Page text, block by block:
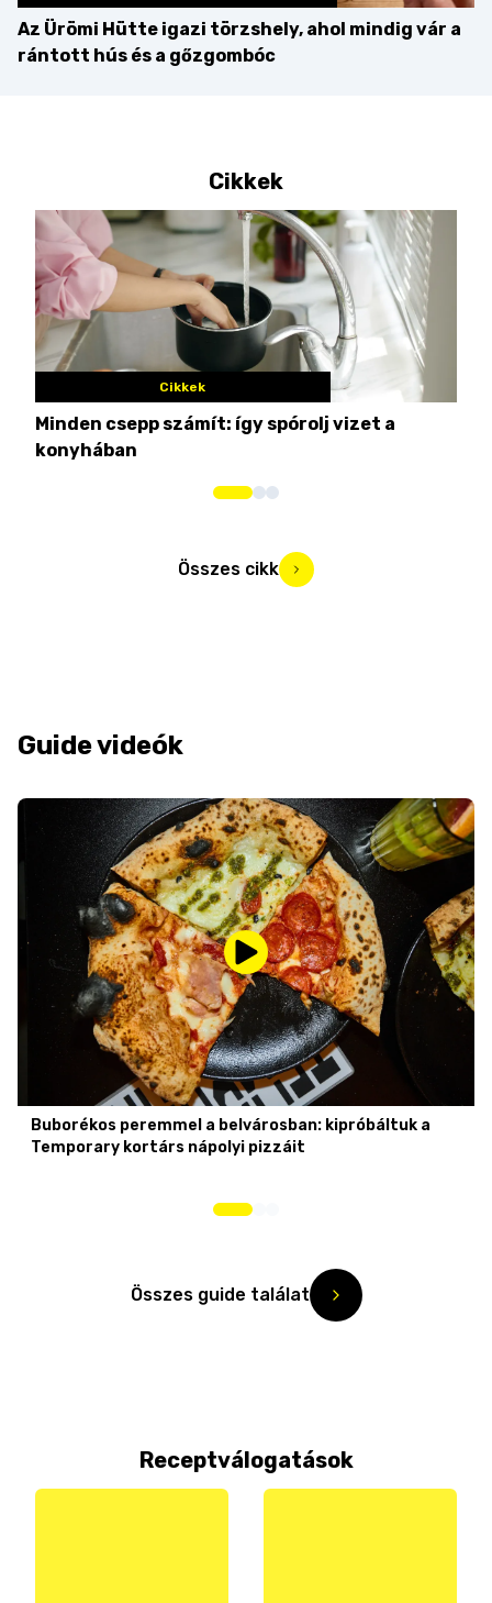
Az Ürömi Hütte igazi törzshely, ahol mindig vár a
rántott hús és a gőzgombóc
Cikkek
Cikkek
Minden csepp számít: így spórolj vizet a
konyhában
Összes cikk
Guide videók
Buborékos peremmel a belvárosban: kipróbáltuk a
Temporary kortárs nápolyi pizzáit
Összes guide találat
Receptválogatások